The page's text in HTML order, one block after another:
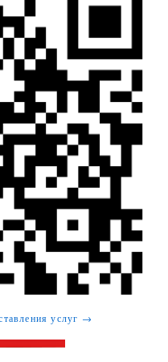
услуг →